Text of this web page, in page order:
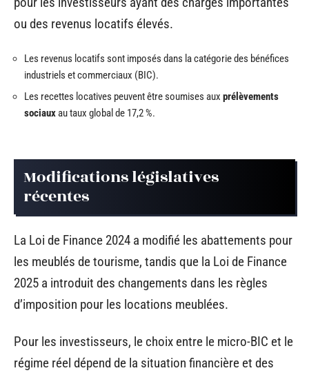
ou des revenus locatifs élevés.
Les revenus locatifs sont imposés dans la catégorie des bénéfices
industriels et commerciaux (BIC).
Les recettes locatives peuvent être soumises aux prélèvements
sociauxau taux global de 17,2 %.
Modifications législatives
récentes
La Loi de Finance 2024 a modifié les abattements pour
les meublés de tourisme, tandis que la Loi de Finance
2025 a introduit des changements dans les règles
d’imposition pour les locations meublées.
Pour les investisseurs, le choix entre le micro-BIC et le
régime réel dépend de la situation financière et des